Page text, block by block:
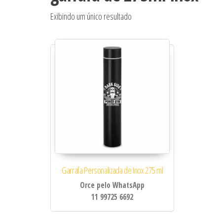
Exibindo um único resultado
Garrafa Personalizada de Inox 275 ml
Orce pelo WhatsApp
11 99725 6692